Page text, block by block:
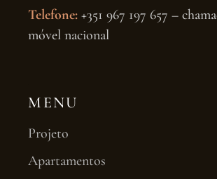
Telefone: +351 967 197 657 –
móvel nacional
MENU
Projeto
Apartamentos